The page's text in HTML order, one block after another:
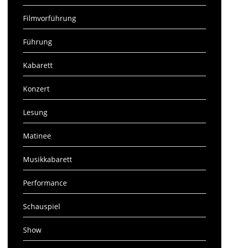
Filmvorführung
Führung
Kabarett
Konzert
Lesung
Matinee
Musikkabarett
Performance
Schauspiel
Show